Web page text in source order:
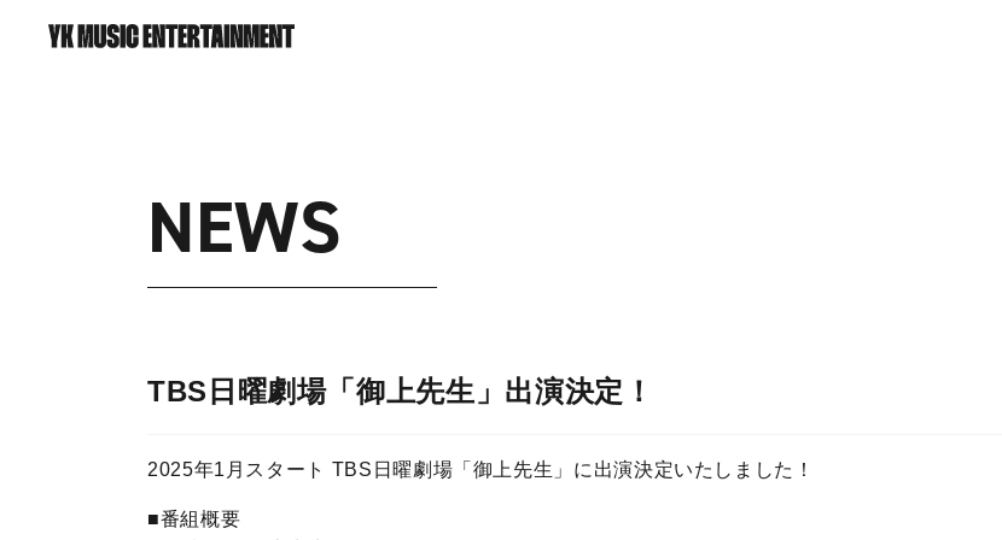
NEWS
TBS日曜劇場「御上先生」出演決定！
2025年1月スタート TBS日曜劇場「御上先生」に出演決定いたしました！
■番組概要